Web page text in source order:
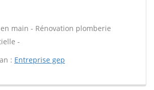
main - Rénovation plomberie
-
: Entreprise gep